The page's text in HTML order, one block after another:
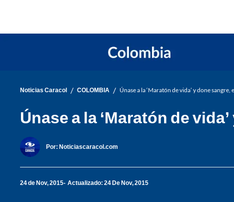
Noticias Caracol / COLOMBIA / Únase a la ‘Maratón de vida’ y done
Únase a la ‘Maratón de
Por: Noticiascaracol.com
24 de Nov, 2015 Actualizado: 24 De Nov, 2015